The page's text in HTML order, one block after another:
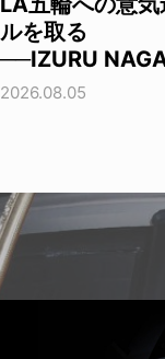
ルを取る
──IZURU
2026.08.05